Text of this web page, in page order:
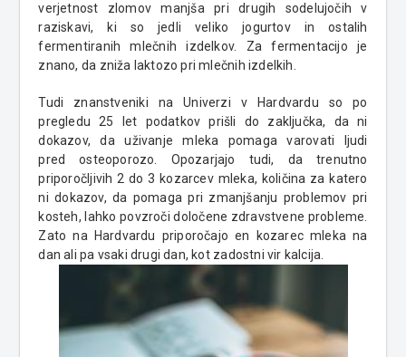
verjetnost zlomov manjša pri drugih sodelujočih v
raziskavi, ki so jedli velikojogurtovin ostalih
fermentiranih mlečnih izdelkov. Za fermentacijo je
znano, da zniža laktozo pri mlečnih izdelkih.
Tudi znanstveniki na Univerzi v Hardvardu so po
pregledu 25 let podatkov prišli do zaključka, da ni
dokazov, da uživanje mleka pomaga varovati ljudi
predosteoporozo . Opozarjajo tudi, da trenutno
priporočljivih 2 do 3 kozarcev mleka, količina za katero
ni dokazov, da pomaga pri zmanjšanju problemov pri
kosteh, lahko povzroči določene zdravstvene probleme.
Zato na
Hardvardu priporočajo en kozarec mleka na
dan ali pa vsaki drugi dan, kot zadostni vir kalcija.